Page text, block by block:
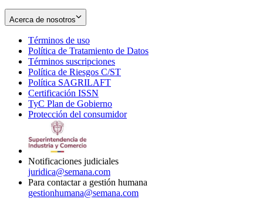
Acerca de nosotros
Términos de uso
in
new
window
Política de Tratamiento de Datos
Términos suscripciones
in
Política de Riesgos C/ST
Política SAGRILAFT
new
window
Certificación ISSN
in
new
TyC Plan de Gobierno
in
Protección del consumidorOpens
Notificaciones judiciales
juridica@semana.com
Para contactar a gestión humana
gestionhumana@semana.com